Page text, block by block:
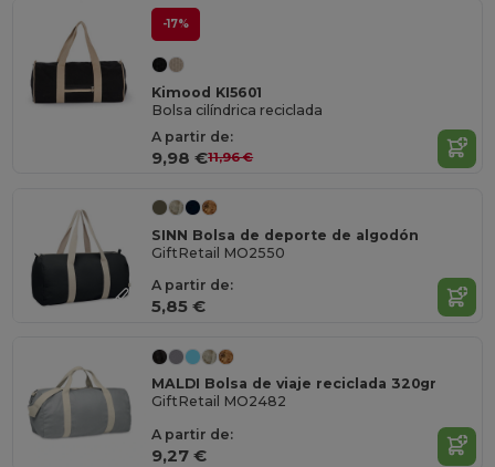
-17%
Kimood KI5601
Bolsa cilíndrica reciclada
A partir de:
9,98 €11,96 €
SINN Bolsa de deporte de algodón
GiftRetail MO2550
A partir de:
5,85 €
MALDI Bolsa de viaje reciclada 320gr
GiftRetail MO2482
A partir de:
9,27 €